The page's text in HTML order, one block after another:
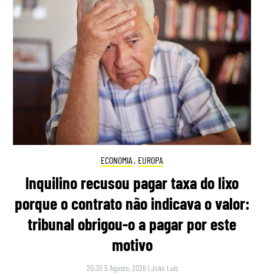
ECONOMIA , EUROPA
Inquilino recusou pagar taxa do lixo
porque o contrato não indicava o valor:
tribunal obrigou-o a pagar por este
motivo
20:30 5 Agosto, 2026 |João Luís